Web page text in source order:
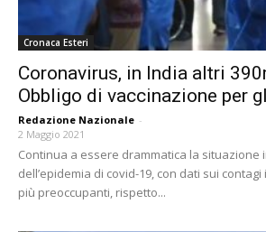
Cronaca Esteri
Coronavirus, in India altri
Obbligo di vaccinazione per
Redazione Nazionale -
2 Maggio 2021
Continua a essere drammatica la situazione
dell’epidemia di covid-19, con dati sui
più preoccupanti, rispetto...